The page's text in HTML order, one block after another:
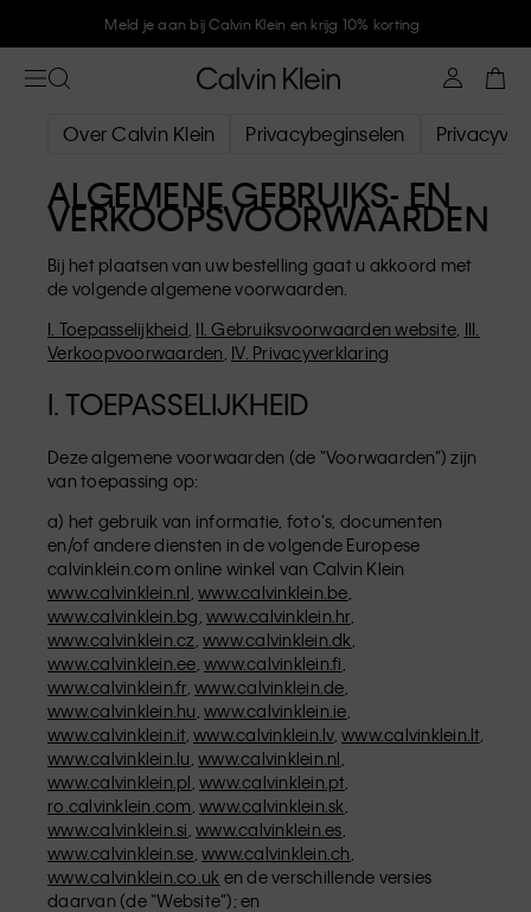
Meld je aan bij Calvin Klein en krijg 10% korting
Over Calvin Klein Privacybeginselen
ALGEMENE GEBRUIKS- EN
VERKOOPSVOORWAARDEN
Bij het plaatsen van uw bestelling gaat u akkoord met
de volgende algemene voorwaarden.
I. Toepasselijkheid II. Gebruiksvoorwaarden website III.
Verkoopvoorwaarden IV. Privacyverklaring
I. TOEPASSELIJKHEID
Deze algemene voorwaarden (de “Voorwaarden”) zijn
van toepassing op:
a) het gebruik van informatie, foto’s, documenten
en/of andere diensten in de volgende Europese
calvinklein.com online winkel van Calvin Klein
www.calvinklein.nl www.calvinklein.be
www.calvinklein.bg www.calvinklein.hr,
www.calvinklein.cz www.calvinklein.dk
www.calvinklein.ee www.calvinklein.fi
www.calvinklein.fr, www.calvinklein.de
www.calvinklein.hu www.calvinklein.ie
www.calvinklein.it, www.calvinklein.lv, www.calvinklein.lt,
www.calvinklein.lu www.calvinklein.nl
www.calvinklein.pl www.calvinklein.pt,
ro.calvinklein.com www.calvinklein.sk
www.calvinklein.si www.calvinklein.es
www.calvinklein.se www.calvinklein.ch
www.calvinklein.co.uk en de verschillende versies
daarvan (de “Website”); en